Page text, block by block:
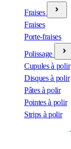
Fraises
Fraises
Porte-fraises
Polissage
Cupules à polir
Disques à polir
Pâtes à polir
Pointes à polir
Strips à polir